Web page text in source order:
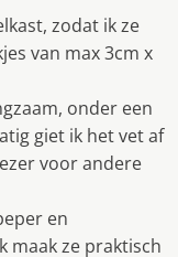
zodat ik ze
van max 3cm x
onder een
giet ik het vet af
voor andere
en
maak ze praktisch